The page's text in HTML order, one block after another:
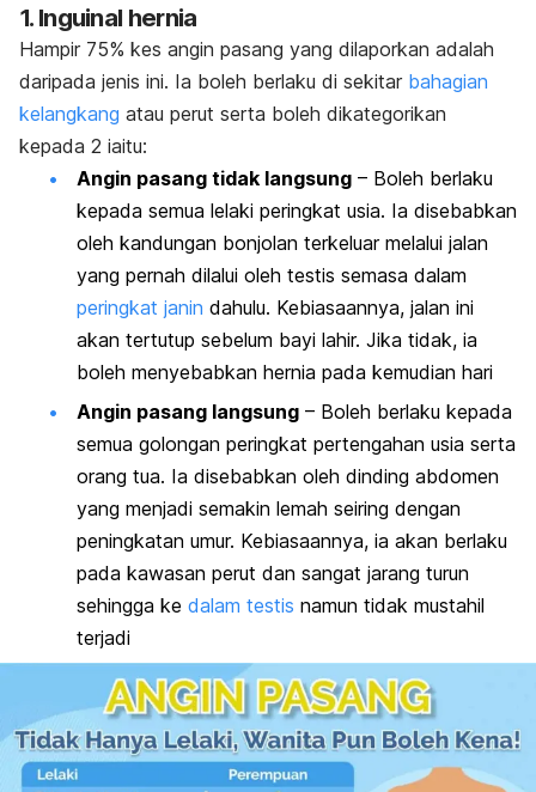
1. Inguinal hernia
Hampir 75% kes angin pasang yang dilaporkan adalah
daripada jenis ini. Ia boleh berlaku di sekitar bahagian
kelangkang atau perut serta boleh dikategorikan
kepada 2 iaitu:
Angin pasang tidak langsung – Boleh berlaku
kepada semua lelaki peringkat usia. Ia disebabkan
oleh kandungan bonjolan terkeluar melalui jalan
yang pernah dilalui oleh testis semasa dalam
peringkat janin dahulu. Kebiasaannya, jalan ini
akan tertutup sebelum bayi lahir. Jika tidak, ia
boleh menyebabkan hernia pada kemudian hari
Angin pasang langsung – Boleh berlaku kepada
semua golongan peringkat pertengahan usia serta
orang tua. Ia disebabkan oleh dinding abdomen
yang menjadi semakin lemah seiring dengan
peningkatan umur. Kebiasaannya, ia akan berlaku
pada kawasan perut dan sangat jarang turun
sehingga ke dalam testis namun tidak mustahil
terjadi